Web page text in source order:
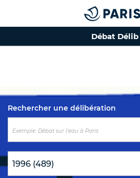
Top of the page
Débat Délib
Rechercher une délibération